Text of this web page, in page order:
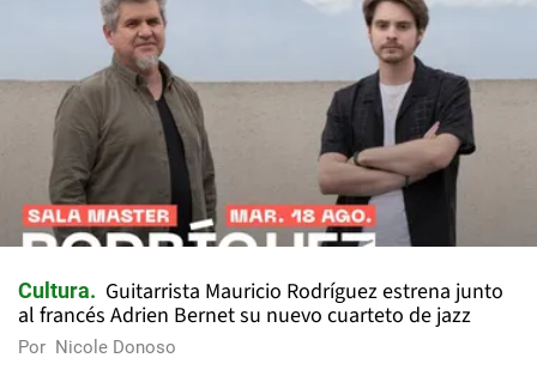
Cultura
Guitarrista Mauricio Rodríguez estrena junto
al francés Adrien Bernet su nuevo cuarteto de jazz
Por Nicole Donoso